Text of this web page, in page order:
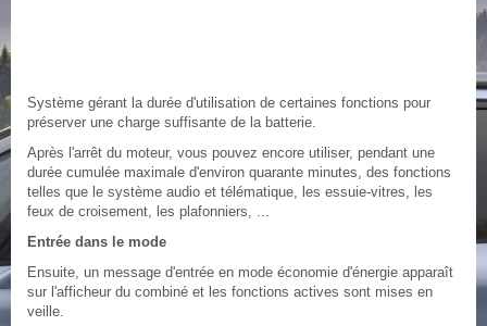
Système gérant la durée d'utilisation de certaines fonctions pour
préserver une charge suffisante de la batterie.
Après l'arrêt du moteur, vous pouvez encore utiliser, pendant une
durée cumulée maximale d'environ quarante minutes, des fonctions
telles que le système audio et télématique, les essuie-vitres, les
feux de croisement, les plafonniers, ...
Entrée dans le mode
Ensuite, un message d'entrée en mode économie d'énergie apparaît
sur l'afficheur du combiné et les fonctions actives sont mises en
veille.